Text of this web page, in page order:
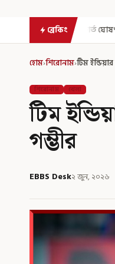
ব্রেকিং
বিজ্ঞপ্তি নবান্নের
হোম›শিরোনাম›টিম
শিরোনাম খেলা
টিম
গম্ভীর
EBBS Desk২ জুন, ২০২৬